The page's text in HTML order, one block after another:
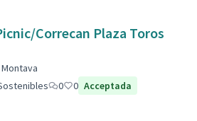
Correcan Plaza Toros
0 0 Acceptada